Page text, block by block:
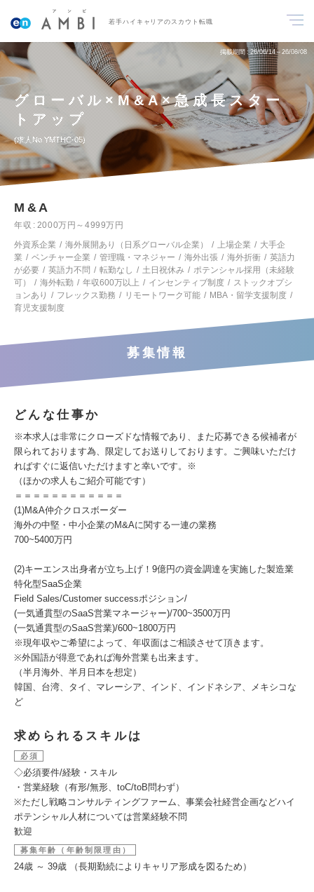
若手ハイキャリアのスカウト転職
掲載期間 26/06/14～26/08/08
グローバル×M&A×急成長スター
トアップ
求人No.YMTHC-05
M&A
年収
2000万円～4999万円
外資系企業
海外展開あり（日系グローバル企業） 上場企業
大手企
業
ベンチャー企業 管理職・マネジャー 海外出張 海外折衝
英語力
が必要
英語力不問 転勤なし 土日祝休み
ポテンシャル採用（未経験
可）
海外転勤 年収600万以上 インセンティブ制度
ストックオプシ
ョンあり
フレックス勤務 リモートワーク可能
MBA・留学支援制度
育児支援制度
募集情報
どんな仕事か
※本求人は非常にクローズドな情報であり、また応募できる候補者が
限られております為、限定してお送りしております。ご興味いただけ
ればすぐに返信いただけますと幸いです。※
（ほかの求人もご紹介可能です）
＝＝＝＝＝＝＝＝＝＝＝＝
(1)M&A仲介クロスボーダー
海外の中堅・中小企業のM&Aに関する一連の業務
700~5400万円
(2)キーエンス出身者が立ち上げ！9億円の資金調達を実施した製造業
特化型SaaS企業
Field Sales/Customer successポジション/
(一気通貫型のSaaS営業マネージャー)/700~3500万円
(一気通貫型のSaaS営業)/600~1800万円
※現年収やご希望によって、年収面はご相談させて頂きます。
※外国語が得意であれば海外営業も出来ます。
（半月海外、半月日本を想定）
韓国、台湾、タイ、マレーシア、インド、インドネシア、メキシコな
ど
求められるスキルは
必須
◇必須要件/経験・スキル
・営業経験（有形/無形、toC/toB問わず）
※ただし戦略コンサルティングファーム、事業会社経営企画などハイ
ポテンシャル人材については営業経験不問
歓迎
募集年齢（年齢制限理由）
24歳 ～ 39歳 （長期勤続によりキャリア形成を図るため）